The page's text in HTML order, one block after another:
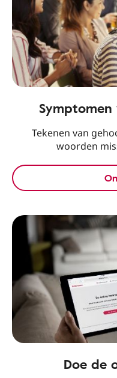
Tekenen van
woorden
Doe de